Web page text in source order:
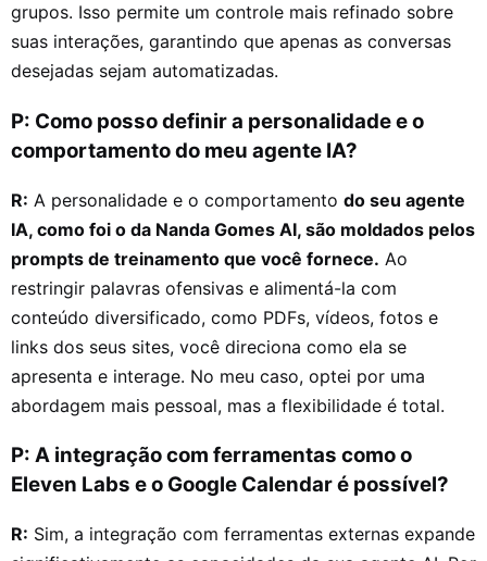
grupos. Isso permite um controle mais refinado sobre
suas interações, garantindo que apenas as conversas
desejadas sejam automatizadas.
P: Como posso definir a personalidade e o
comportamento do meu agente IA?
R: A personalidade e o comportamento do seu agente
IA, como foi o da Nanda Gomes AI, são moldados pelos
prompts de treinamento que você fornece. Ao
restringir palavras ofensivas e alimentá-la com
conteúdo diversificado, como PDFs, vídeos, fotos e
links dos seus sites, você direciona como ela se
apresenta e interage. No meu caso, optei por uma
abordagem mais pessoal, mas a flexibilidade é total.
P: A integração com ferramentas como o
Eleven Labs e o Google Calendar é possível?
R: Sim, a integração com ferramentas externas expande